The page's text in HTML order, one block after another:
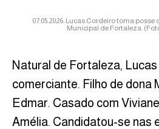
07.05.2026: Lucas Cordeiro toma
Municipal de Fortaleza.
Natural de Fortaleza,
comerciante. Filho de dona
Edmar. Casado com
Amélia. Candidatou-se nas